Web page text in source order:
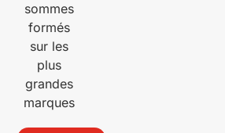
sommes
formés
sur les
plus
grandes
marques